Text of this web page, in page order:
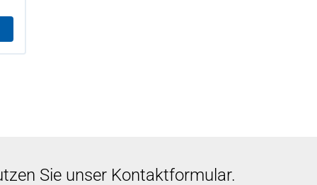
Sie unser Kontaktformular.